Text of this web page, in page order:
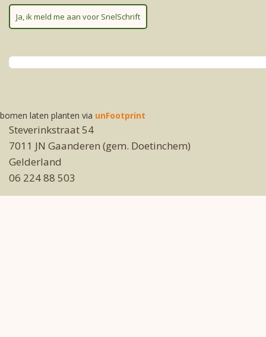
Ja, ik meld me aan voor SnelSchrift
bomen laten planten via unFootprint
Steverinkstraat 54
7011 JN Gaanderen (gem. Doetinchem)
Gelderland
06 224 88 503